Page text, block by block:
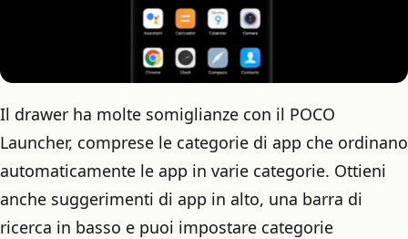
Il drawer ha molte somiglianze con il POCO
Launcher, comprese le categorie di app che ordinano
automaticamente le app in varie categorie. Ottieni
anche suggerimenti di app in alto, una barra di
ricerca in basso e puoi impostare categorie